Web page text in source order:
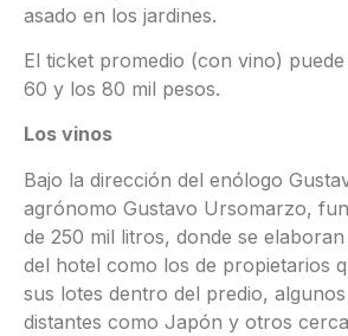
asado en los jardines.
El ticket promedio (con vino)
60 y los 80 mil pesos.
Los vinos
Bajo la dirección del enólogo
agrónomo Gustavo Ursomarzo,
de 250 mil litros, donde se
del hotel como los de propietarios
sus lotes dentro del predio,
distantes como Japón y otros